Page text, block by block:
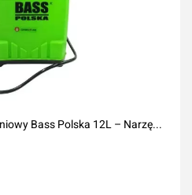
Bass Polska 12L – Narzę...